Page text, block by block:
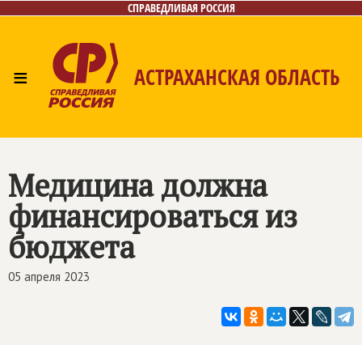
СПРАВЕДЛИВАЯ РОССИЯ
≡ АСТРАХАНСКАЯ ОБЛАСТЬ
Медицина должна
финансироваться из
бюджета
05 апреля 2023